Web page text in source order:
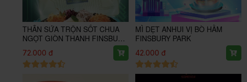
THÂN SỨA TRỘN SỐT CHUA
NGỌT GIÒN THANH FINSBURY
72.000 đ
MÌ DẸT ANHUI VỊ BÒ HẦM
FINSBURY PARK
42.000 đ